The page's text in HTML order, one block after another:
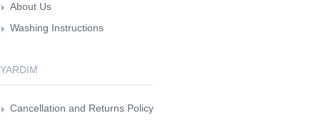
About Us
Washing Instructions
YARDIM
Cancellation and Returns Policy